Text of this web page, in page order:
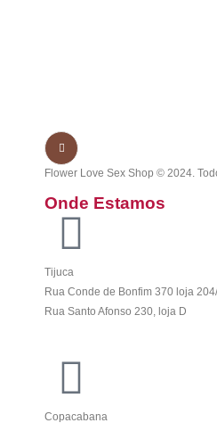
Flower Love Sex Shop © 2024.
Onde Estamos
Tijuca
Rua Conde de Bonfim 370 loja
Rua Santo Afonso 230, loja D
Copacabana